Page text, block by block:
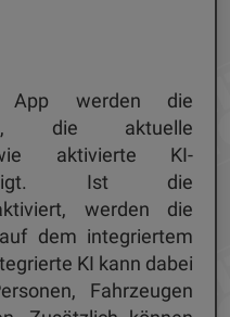
App werden die
die aktuelle
aktivierte KI-
Ist die
werden die
dem integriertem
KI kann dabei
Fahrzeugen